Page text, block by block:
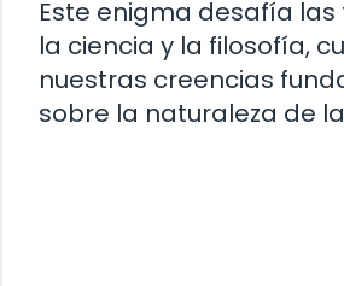
Este enigma desafía
la ciencia y la filosofía,
nuestras creencias
sobre la naturaleza de